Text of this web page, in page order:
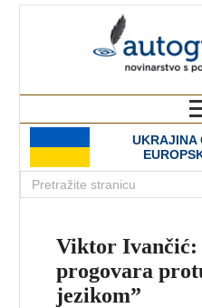
UKRAJINA
Viktor Ivančić:
progovara
jezikom”